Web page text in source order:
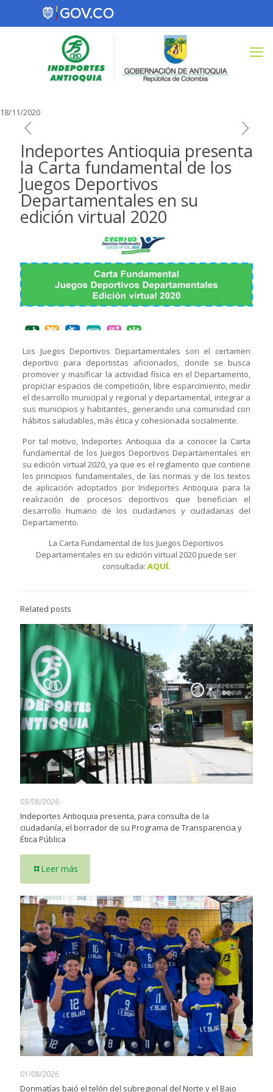
18/11/2020
Indeportes Antioquia presenta
la Carta fundamental de los
Juegos Deportivos
Departamentales en su
edición virtual 2020
Los Juegos Deportivos Departamentales son el certamen
deportivo para deportistas aficionados, donde se busca
promover y masificar la actividad física en el Departamento,
propiciar espacios de competición, libre esparcimiento, medir
el desarrollo municipal y regional y departamental, integrar a
sus municipios y habitantes, generando una comunidad con
hábitos saludables, más ética y cohesionada socialmente.
Por tal motivo, Indeportes Antioquia da a conocer la Carta
fundamental de los Juegos Deportivos Departamentales en
su edición virtual 2020, ya que es el reglamento que contiene
los principios fundamentales, de las normas y de los textos
de aplicación adoptados por Indeportes Antioquia para la
realización de procesos deportivos que benefician el
desarrollo humano de los ciudadanos y ciudadanas del
Departamento.
La Carta Fundamental de los Juegos Deportivos
Departamentales en su edición virtual 2020 puede ser
consultada:AQUÍ.
Related posts
03/08/2026
Indeportes Antioquia presenta, para consulta de la
ciudadanía, el borrador de su Programa de Transparencia y
Ética Pública
Leer más
01/08/2026
Donmatías bajó el telón del subregional del Norte y el Bajo